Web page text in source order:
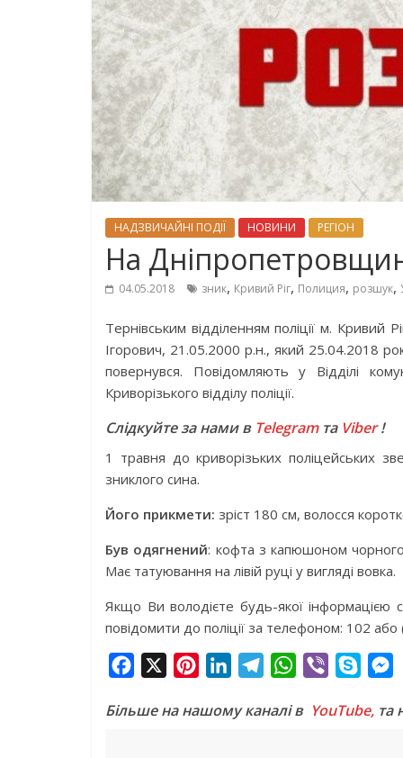
НАДЗВИЧАЙНІ ПОДІЇ НОВИНИ РЕГІОН
На
04.05.2018 зник, Кривий Ріг, Полиция, розшук,
Тернівським відділенням поліції м. Кривий
Ігорович, 21.05.2000 р.н., який 25.04.2018
повернувся. Повідомляють у Відділі
Криворізького відділу поліції.
Слідкуйте за нами в Telegramта Viber!
1 травня до криворізьких поліцейських
зниклого сина.
Його прикмети: зріст 180 см, волосся
Був одягнений: кофта з капюшоном
Має татуювання на лівій руці у вигляді вовка.
Якщо Ви володієте будь-якої
повідомити до поліції за телефоном: 102
c
n
n
l
W
a
b
y
s
Більше на нашому каналі в YouTube, та